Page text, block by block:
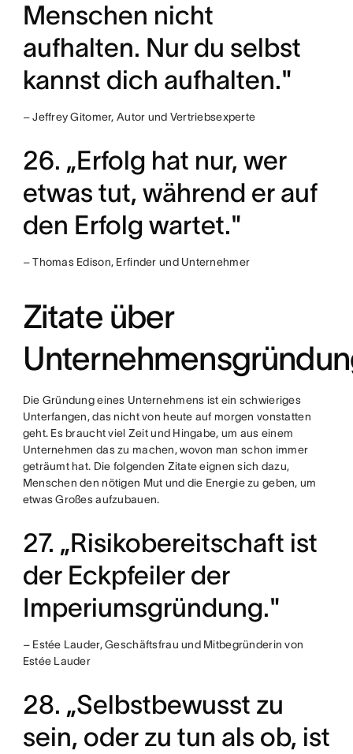
Menschen nicht
aufhalten. Nur du selbst
kannst dich aufhalten."
– Jeffrey Gitomer, Autor und Vertriebsexperte
26. „Erfolg hat nur, wer
etwas tut, während er auf
den Erfolg wartet."
– Thomas Edison, Erfinder und Unternehmer
Zitate über
Die Gründung eines Unternehmens ist ein schwieriges
Unterfangen, das nicht von heute auf morgen vonstatten
geht. Es braucht viel Zeit und Hingabe, um aus einem
Unternehmen das zu machen, wovon man schon immer
geträumt hat. Die folgenden Zitate eignen sich dazu,
Menschen den nötigen Mut und die Energie zu geben, um
etwas Großes aufzubauen.
27. „Risikobereitschaft ist
der Eckpfeiler der
Imperiumsgründung."
– Estée Lauder, Geschäftsfrau und Mitbegründerin von
Estée Lauder
28. „Selbstbewusst zu
sein, oder zu tun als ob, ist